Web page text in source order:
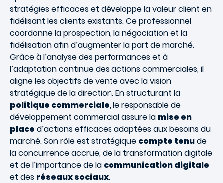
stratégies efficaces et développe la valeur client en
fidélisant les clients existants. Ce professionnel
coordonne la prospection, la négociation et la
fidélisation afin d’augmenter la part de marché.
Grâce à l’analyse des performances et à
l’adaptation continue des actions commerciales, il
aligne les objectifs de vente avec la vision
stratégique de la direction. En structurant la
politique commerciale, le responsable de
développement commercial assure la mise en
place d’actions efficaces adaptées aux besoins du
marché. Son rôle est stratégique compte tenude
la concurrence accrue, de la transformation digitale
et de l’importance de la communication digitale
et des réseaux sociaux.